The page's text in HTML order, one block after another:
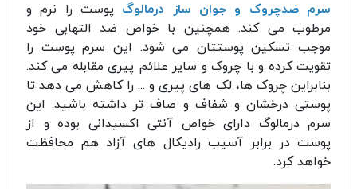
سرم ضدچروک و جوان ساز درمالوگ پوست را نرم و
مرطوب می کند. همچنین با خواص ضد التهابی خود
موجب تسکین پوستتان می شود. این سرم پوست را
تقویت کرده و با چروک و سایر علائم پیری مقابله می کند.
بنابراین چروک ها، لک های پیری و ... را کاهش می دهد تا
پوستی درخشان و شفاف و صاف تر داشته باشید. این
سرم درمالوگ دارای خواص آنتی اکسیدانی بوده و از
پوست در برابر آسیب رادیکال های آزاد هم محافظت
خواهد کرد.